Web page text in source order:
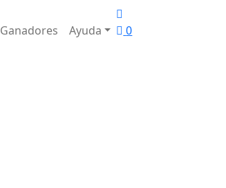
Ganadores Ayuda 0